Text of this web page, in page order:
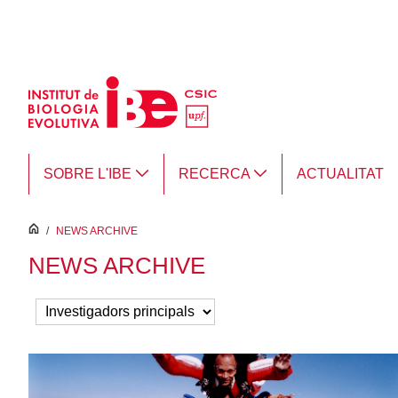
SOBRE L'IBE RECERCA ACTUALITAT
inici
/ NEWS ARCHIVE
NEWS ARCHIVE